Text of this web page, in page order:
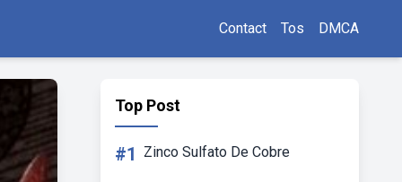
Contact Tos DMCA
Top Post
#1 Zinco Sulfato De Cobre